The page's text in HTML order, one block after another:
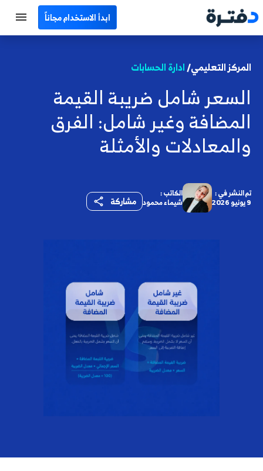
ابدأ الاستخدام مجاناً
جميع الأقسام
نماذج محاسبية
حاسبات
البرامج
المركز التعليمي/ادارة الحسابات
السعر شامل ضريبة القيمة
المضافة وغير شامل: الفرق
والمعادلات والأمثلة
تم النشر في :
9 يونيو 2026
الكاتب :
شيماء محمود مشاركة